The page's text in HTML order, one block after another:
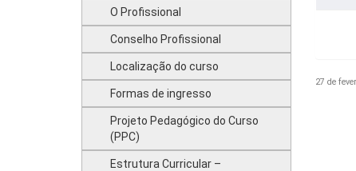
O Profissional
Conselho Profissional
Localização do curso
Formas de ingresso
Projeto Pedagógico do Curso
(PPC)
Estrutura Curricular –
27 de